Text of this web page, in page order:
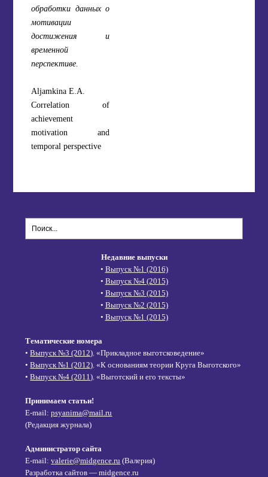
обработки данных о
мотивации
достижения и
временной
перспективе.
Aljamkina E.A.
Correlation of
achievement
motivation and
temporal perspective
Недавние выпуски
• Выпуск №1 (2016)
• Выпуск №4 (2015)
• Выпуск №3 (2015)
• Выпуск №2 (2015)
• Выпуск №1 (2015)
Тематические номера
•Выпуск №3 (2012) . «Прикладное выготсковедение»
•Выпуск №1 (2012) . «К основаниям теории Круга Выготского»
•Выпуск №4 (2011) . «Выготский и его тексты»
Принимаем статьи!
E-mail:psyanima@mail.ru
(Редакция журнала)
Администратор сайта
E-mail:valerie@midgence.ru (Валерия)
Разработка сайтов — midgence.ru